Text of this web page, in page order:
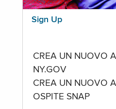
Sign Up
CREA UN NUOVO
NY.GOV
CREA UN NUOVO
OSPITE SNAP